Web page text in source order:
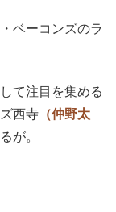
ベーコンズのラ
て注目を集める
西寺 （仲野太
が。